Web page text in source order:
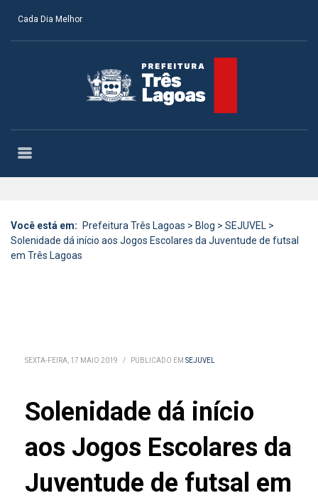
Cada Dia Melhor
Você está em: Prefeitura Três Lagoas > Blog > SEJUVEL >
Solenidade dá início aos Jogos Escolares da Juventude de futsal
em Três Lagoas
SEXTA-FEIRA, 17 MAIO 2019 / PUBLICADO EM SEJUVEL
Solenidade dá início
aos Jogos Escolares da
Juventude de futsal em